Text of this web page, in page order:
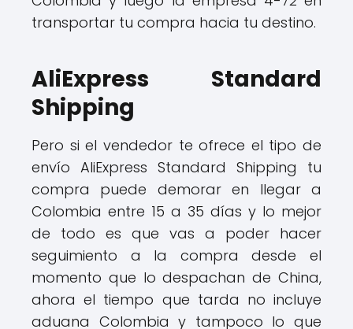
transportar tu compra hacia tu destino.
AliExpress Standard
Shipping
Pero si el vendedor te ofrece el tipo de
envío AliExpress Standard Shipping tu
compra puede demorar en llegar a
Colombia entre 15 a 35 días y lo mejor
de todo es que vas a poder hacer
seguimiento a la compra desde el
momento que lo despachan de China,
ahora el tiempo que tarda no incluye
aduana Colombia y tampoco lo que